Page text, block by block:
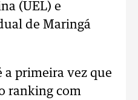
(UEL) e
de Maringá
a primeira vez que
ranking com